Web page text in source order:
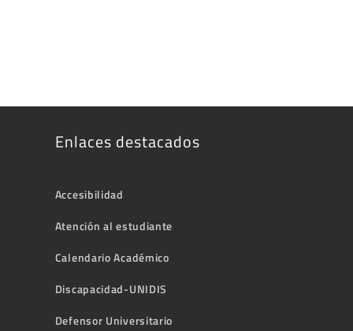
Enlaces destacados
Accesibilidad
Atención al estudiante
Calendario Académico
Discapacidad-UNIDIS
Defensor Universitario